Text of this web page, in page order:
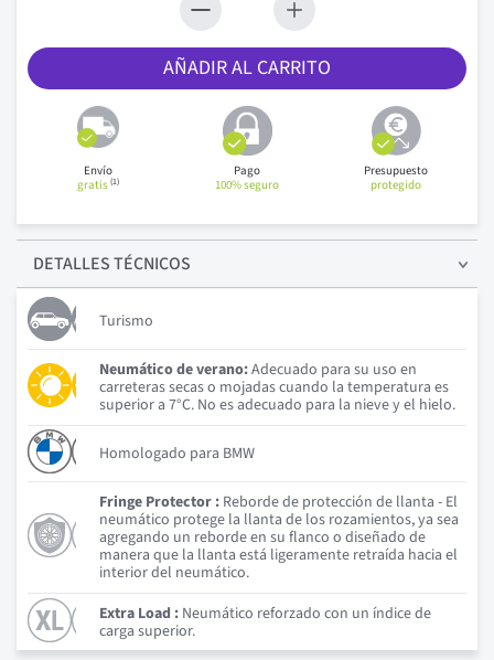
AÑADIR AL CARRITO
Envío
gratis(1)
Pago
100% seguro
Presupuesto
protegido
DETALLESTÉCNICOS
Turismo
Neumático de verano:Adecuado para su uso en
carreteras secas o mojadas cuando la temperatura es
superior a 7°C. No es adecuado para la nieve y el hielo.
Homologado para BMW
Fringe Protector : Reborde de protección de llanta - El
neumático protege la llanta de los rozamientos, ya sea
agregando un reborde en su flanco o diseñado de
manera que la llanta está ligeramente retraída hacia el
interior del neumático.
Extra Load : Neumático reforzado con un índice de
carga superior.